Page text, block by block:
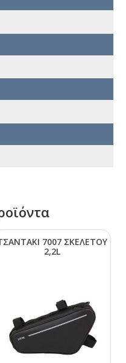
7007 ΣΚΕΛΕΤΟΥ
2,2L